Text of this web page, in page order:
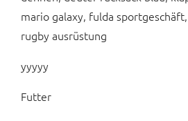
mario galaxy, fulda
rugby ausrüstung
yyyyy
Futter